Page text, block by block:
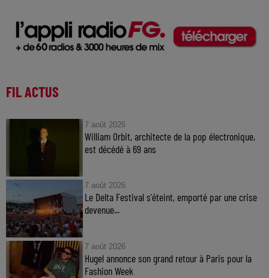
FIL ACTUS
7 août 2026
William Orbit, architecte de la pop électronique,
est décédé à 69 ans
7 août 2026
Le Delta Festival s'éteint, emporté par une crise
devenue...
7 août 2026
Hugel annonce son grand retour à Paris pour la
Fashion Week